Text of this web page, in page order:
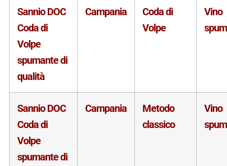
Sannio DOC
Coda di
Volpe
spumante di
qualità
Campania
Coda di
Volpe
Vino
Sannio DOC
Coda di
Volpe
spumante di
Campania
Metodo
classico
Vino